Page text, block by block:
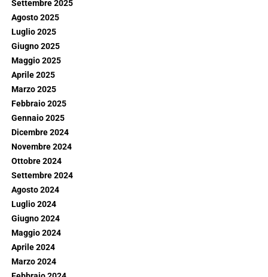
Settembre 2025
Agosto 2025
Luglio 2025
Giugno 2025
Maggio 2025
Aprile 2025
Marzo 2025
Febbraio 2025
Gennaio 2025
Dicembre 2024
Novembre 2024
Ottobre 2024
Settembre 2024
Agosto 2024
Luglio 2024
Giugno 2024
Maggio 2024
Aprile 2024
Marzo 2024